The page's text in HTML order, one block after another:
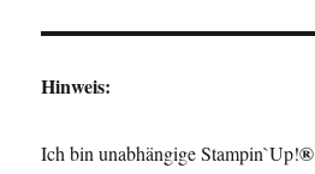
Hinweis:
Ich bin unabhängige Stampin`Up!®